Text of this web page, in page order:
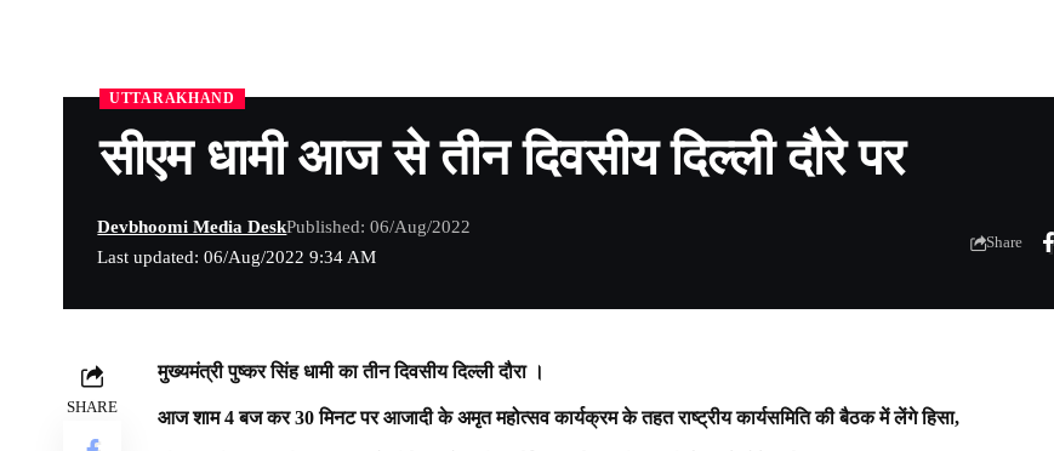
UTTARAKHAND
सीएम धामी आज से तीन दिवसीय दिल्ली दौरे पर
Last updated: 06/Aug/2022 9:34 AM
Devbhoomi Media DeskPublished: 06/Aug/2022
Share
SHARE
मुख्यमंत्री पुष्कर सिंह धामी का तीन दिवसीय दिल्ली दौरा ।
आज शाम 4 बज कर 30 मिनट पर आजादी के अमृत महोत्सव कार्यक्रम के तहत राष्ट्रीय कार्यसमिति की बैठक में लेंगे हिसा,